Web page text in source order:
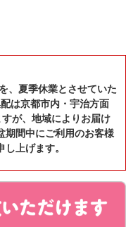
、夏季休業とさせていた
は京都市内・宇治方面
が、地域によりお届け
期間中にご利用のお客様
上げます。